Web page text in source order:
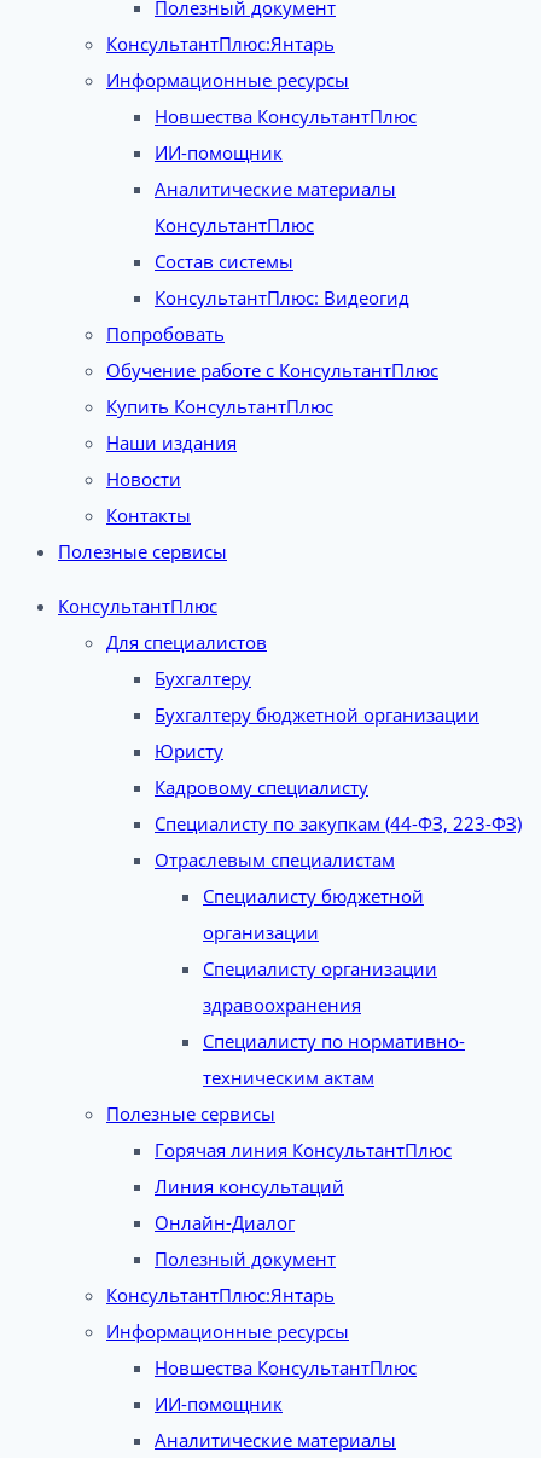
Полезный документ
КонсультантПлюс:Янтарь
Информационные ресурсы
Новшества КонсультантПлюс
ИИ-помощник
Аналитические материалы
КонсультантПлюс
Состав системы
КонсультантПлюс: Видеогид
Попробовать
Обучение работе с КонсультантПлюс
Купить КонсультантПлюс
Наши издания
Новости
Контакты
Полезные сервисы
КонсультантПлюс
Для специалистов
Бухгалтеру
Бухгалтеру бюджетной организации
Юристу
Кадровому специалисту
Специалисту по закупкам (44-ФЗ, 223-ФЗ)
Отраслевым специалистам
Специалисту бюджетной
организации
Специалисту организации
здравоохранения
Специалисту по нормативно-
техническим актам
Полезные сервисы
Горячая линия КонсультантПлюс
Линия консультаций
Онлайн-Диалог
Полезный документ
КонсультантПлюс:Янтарь
Информационные ресурсы
Новшества КонсультантПлюс
ИИ-помощник
Аналитические материалы